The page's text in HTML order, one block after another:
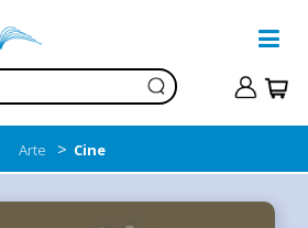
Arte > Cine